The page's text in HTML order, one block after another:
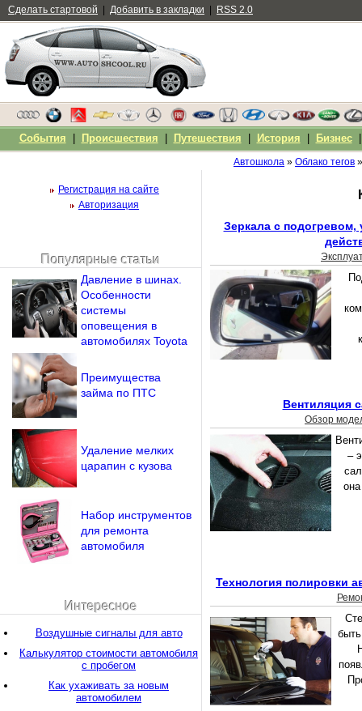
Автошкола » Облако тегов
Зеркала с подогревом,
Вентиляция
Обзор
–
Технология полировки
Регистрация на сайте
Авторизация
Напомнить пароль?
Популярные статьи
Давление в шинах.
Особенности
системы
оповещения в
автомобилях Toyota
Преимущества
займа по ПТС
Удаление мелких
царапин с кузова
Набор инструментов
для ремонта
автомобиля
Интересное
Воздушные сигналы для авто
Калькулятор стоимости автомобиля
с пробегом
Как ухаживать за новым
автомобилем
Сделать стартовой Добавить в закладки RSS 2.0
События Происшествия Путешествия История Бизнес